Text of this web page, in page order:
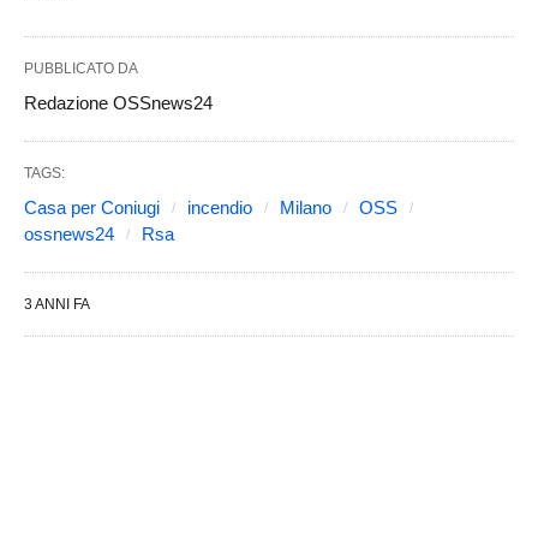
PUBBLICATO DA
Redazione OSSnews24
TAGS:
Casa per Coniugi incendio Milano
OSS
ossnews24
Rsa
3 ANNI FA